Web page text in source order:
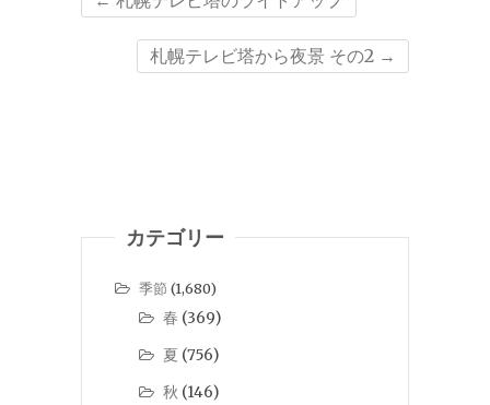
札幌テレビ塔から夜景 その2 →
カテゴリー
季節 (1,680)
春 (369)
夏 (756)
秋 (146)